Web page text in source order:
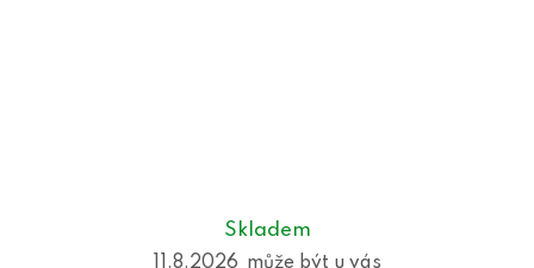
Skladem
11.8.2026